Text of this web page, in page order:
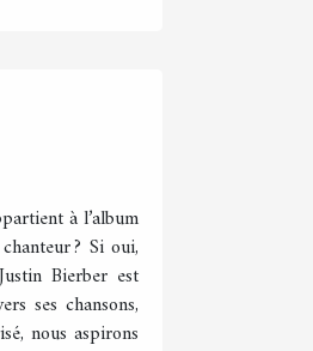
à l’album
? Si oui,
Bierber est
ses chansons,
nous aspirons